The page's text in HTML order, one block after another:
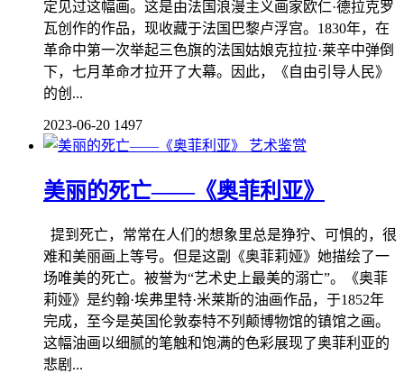
定见过这幅画。这是由法国浪漫主义画家欧仁·德拉克罗
瓦创作的作品，现收藏于法国巴黎卢浮宫。1830年，在
革命中第一次举起三色旗的法国姑娘克拉拉·莱辛中弹倒
下，七月革命才拉开了大幕。因此，《自由引导人民》
的创...
2023-06-20 1497
艺术鉴赏
美丽的死亡——《奥菲利亚》
提到死亡，常常在人们的想象里总是狰狞、可惧的，很
难和美丽画上等号。但是这副《奥菲莉娅》她描绘了一
场唯美的死亡。被誉为“艺术史上最美的溺亡”。《奥菲
莉娅》是约翰·埃弗里特·米莱斯的油画作品，于1852年
完成，至今是英国伦敦泰特不列颠博物馆的镇馆之画。
这幅油画以细腻的笔触和饱满的色彩展现了奥菲利亚的
悲剧...